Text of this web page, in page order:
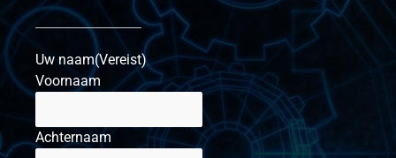
Uw naam(Vereist)
Voornaam
Achternaam